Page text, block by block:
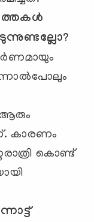
?
ആരും
കാരണം
കൊണ്ട്